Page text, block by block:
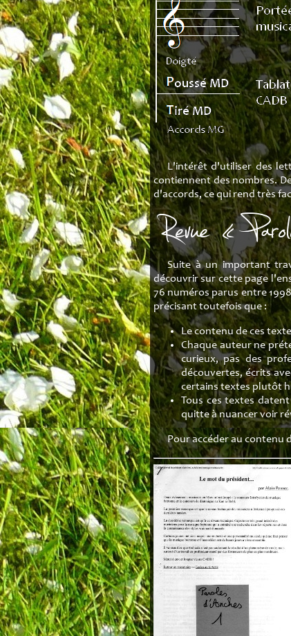
L'intérêt d'utiliser des
contiennent des nombres.
d'accords, ce qui rend très
Revue «
Suite à un important
découvrir sur cette page
76 numéros parus entre
précisant toutefois que :
Le contenu de ces
Chaque auteur ne
curieux, pas des
découvertes, écrits
certains textes plutôt
Tous ces textes
quitte à nuancer voir
Pour accéder au contenu